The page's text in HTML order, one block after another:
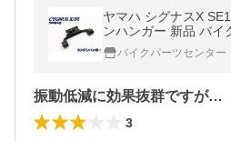
ヤマハ シグナスX
ンハンガ
バイクパーツセンター
振動低減に効果抜群ですが…
3